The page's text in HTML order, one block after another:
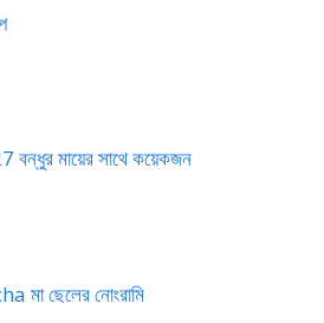
মায়ের সাথে কয়েকজন
ছেলের নোংরামি